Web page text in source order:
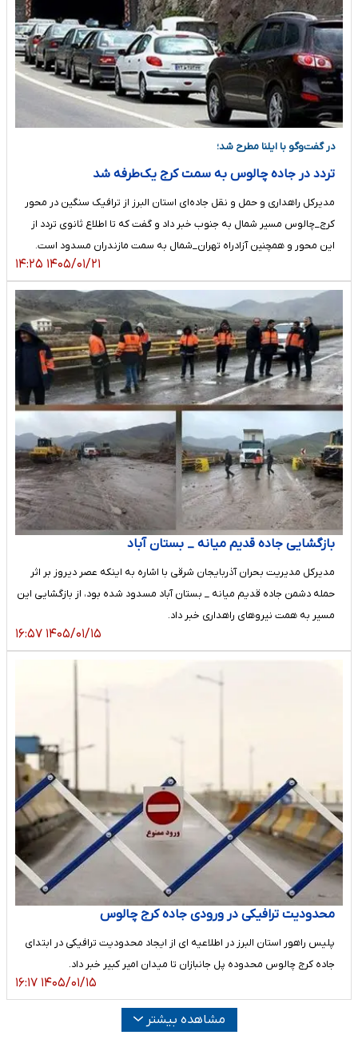
در گفت‌وگو با ایلنا مطرح شد؛
تردد در جاده چالوس به سمت کرج یک‌طرفه شد
مدیرکل راهداری و حمل و نقل جاده‌ای استان البرز از ترافیک سنگین در محور
کرج_چالوس مسیر شمال به جنوب خبر داد و گفت که تا اطلاع ثانوی تردد از
این محور و همچنین آزادراه تهران_شمال به سمت مازندران مسدود است.
۱۴۰۵/۰۱/۲۱ ۱۴:۲۵
بازگشایی جاده قدیم میانه _ بستان آباد
مدیرکل مدیریت بحران آذربایجان شرقی با اشاره به اینکه عصر دیروز بر اثر
حمله دشمن جاده قدیم میانه _ بستان آباد مسدود شده بود، از بازگشایی این
مسیر به همت نیروهای راهداری خبر داد.
۱۴۰۵/۰۱/۱۵ ۱۶:۵۷
محدودیت ترافیکی در ورودی جاده کرج چالوس
پلیس راهور استان البرز در اطلاعیه ای از ایجاد محدودیت ترافیکی در ابتدای
جاده کرج چالوس محدوده پل جانبازان تا میدان امیر کبیر خبر داد.
۱۴۰۵/۰۱/۱۵ ۱۶:۱۷
مشاهده بیشتر